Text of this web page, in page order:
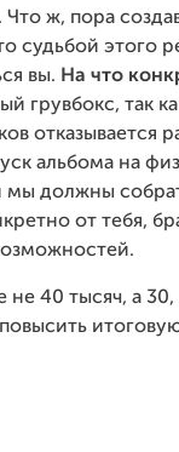
ж, пора
судьбой этого
вы. На что
грувбокс, так
отказывается
альбома на
мы должны
от тебя,
не 40 тысяч, а 30,